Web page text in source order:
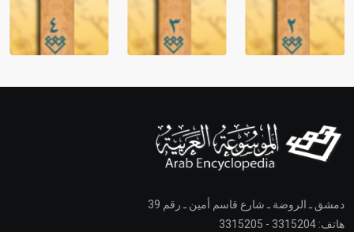
دمشق ـ الروضة ـ شارع قاسم أمين ـ رقم 39
هاتف: 3315204 - 3315205